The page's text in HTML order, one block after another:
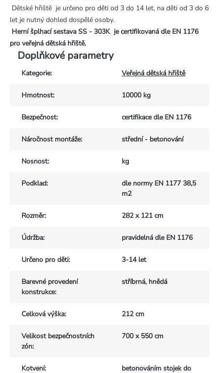
Dětské hřiště je určeno pro děti od 3 do 14 let, na děti od 3 do 6
let je nutný dohled dospělé osoby.
Herní šplhací sestava SS - 303K je certifikovaná dle EN 1176
pro veřejná dětská hřiště.
Doplňkové parametry
Kategorie: Veřejná dětská hřiště
Hmotnost: 10000 kg
Bezpečnost: certifikace dle EN 1176
Náročnost montáže: střední - betonování
Nosnost: kg
Podklad:
dle normy EN 1177 38,5
m2
Rozměr: 282 x 121 cm
Údržba: pravidelná dle EN 1176
Určeno pro děti: 3-14 let
Barevné provedení
konstrukce:
stříbrná, hnědá
Celková výška: 212 cm
Velikost bezpečnostních
zón:
700 x 550 cm
Kotvení: betonováním stojek do